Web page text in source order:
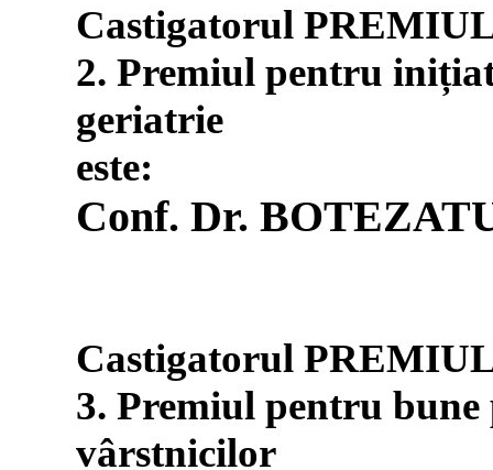
Castigatorul
2. Premiul pentru
geriatrie
este:
Conf. Dr.
Castigatorul
3. Premiul pentru
vârstnicilor